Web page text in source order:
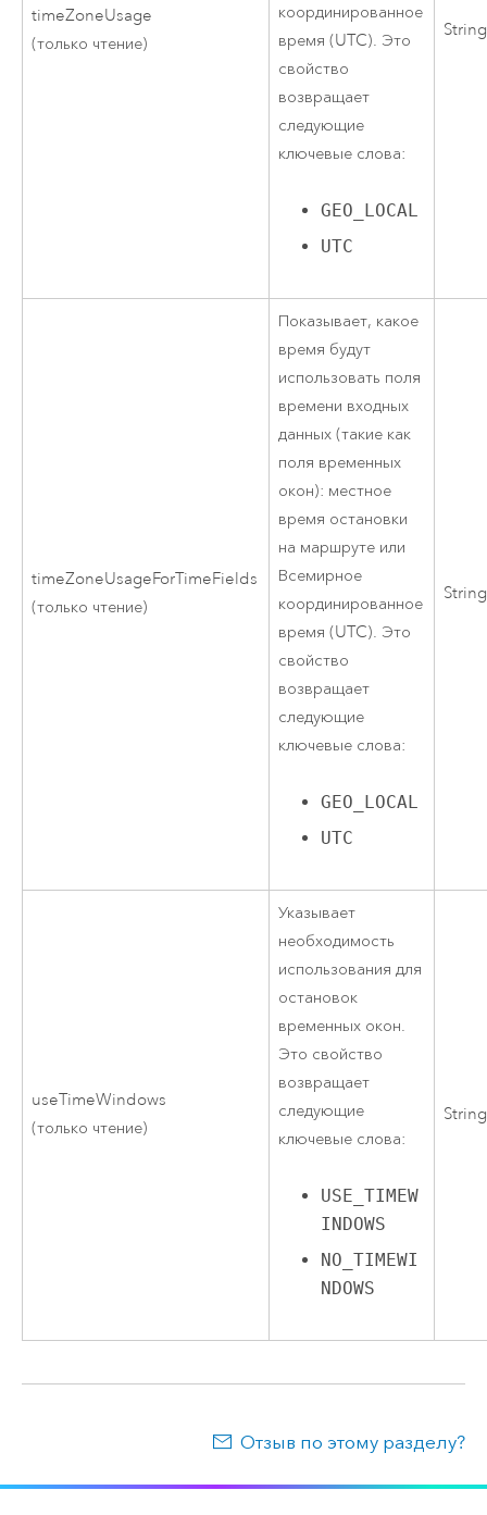
timeZoneUsage
(только чтение)
координированное
время (UTC). Это
свойство
возвращает
следующие
ключевые слова:
GEO_LOCAL
UTC
String
timeZoneUsageForTimeFields
(только чтение)
Показывает, какое
время будут
использовать поля
времени входных
данных (такие как
поля временных
окон): местное
время остановки
на маршруте или
Всемирное
координированное
время (UTC). Это
свойство
возвращает
следующие
ключевые слова:
GEO_LOCAL
UTC
String
useTimeWindows
(только чтение)
Указывает
необходимость
использования для
остановок
временных окон.
Это свойство
возвращает
следующие
ключевые слова:
USE_TIMEW
INDOWS
NO_TIMEWI
NDOWS
String
Отзыв по этому разделу?